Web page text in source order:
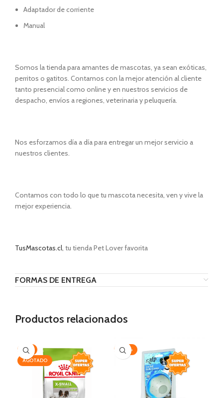
Adaptador de corriente
Manual
Somos la tienda para amantes de mascotas, ya sean exóticas,
perritos o gatitos. Contamos con la mejor atención al cliente
tanto presencial como online y en nuestros servicios de
despacho, envíos a regiones, veterinaria y peluquería.
Nos esforzamos día a día para entregar un mejor servicio a
nuestros clientes.
Contamos con todo lo que tu mascota necesita, ven y vive la
mejor experiencia.
TusMascotas.cl, tu tienda Pet Lover favorita
FORMAS DE ENTREGA
Productos relacionados
-7%
AGOTADO
-20%